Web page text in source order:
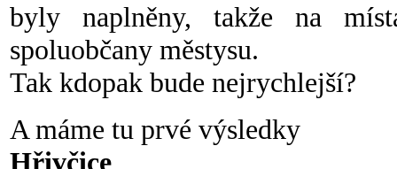
byly naplněny, takže na
spoluobčany městysu.
Tak kdopak bude nejrychlejší?
A máme tu prvé výsledky
Hřivčice